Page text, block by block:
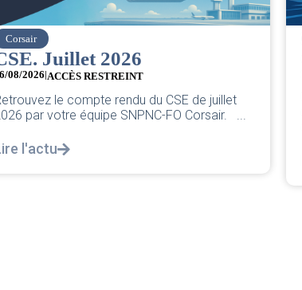
easyJet
Grève chez easyJet
05/08/2026
Chers collègues, La direction vient de sortir sa
classique pleurnicherie corporate. On va la
décortiquer...
Lire l'actu